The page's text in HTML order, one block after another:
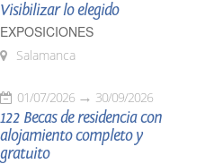
Visibilizar lo elegido
EXPOSICIONES
Salamanca
01/07/2026 30/09/2026
122 Becas de residencia con
alojamiento completo y
gratuito